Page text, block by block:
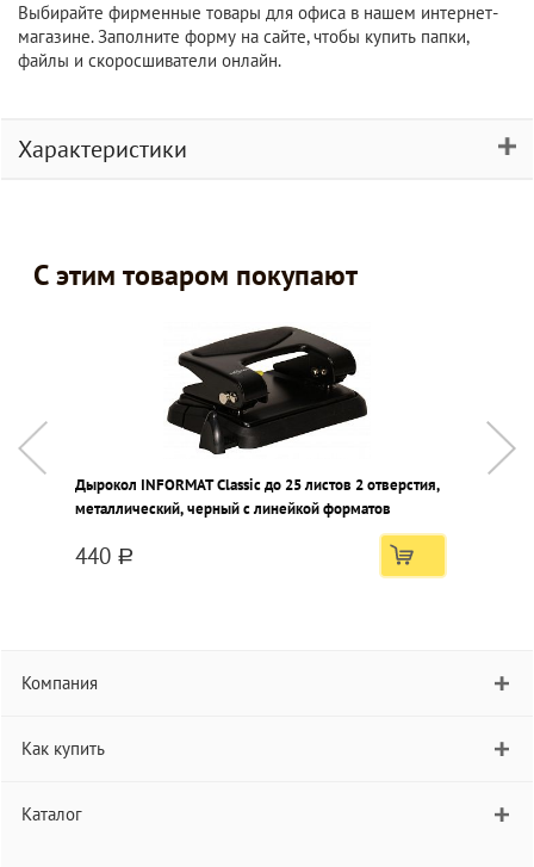
Выбирайте фирменные товары для офиса в нашем интернет-
магазине. Заполните форму на сайте, чтобы купить папки,
файлы и скоросшиватели онлайн.
Характеристики
С этим товаром покупают
Дырокол INFORMAT Classic до 25 листов 2 отверстия,
металлический, черный с линейкой форматов
440 a
Компания
Как купить
Каталог